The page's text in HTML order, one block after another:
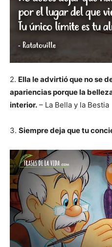
2. Ella le advirtió que no se
apariencias porque la
interior. – La Bella y la Bestia
3. Siempre deja que tu